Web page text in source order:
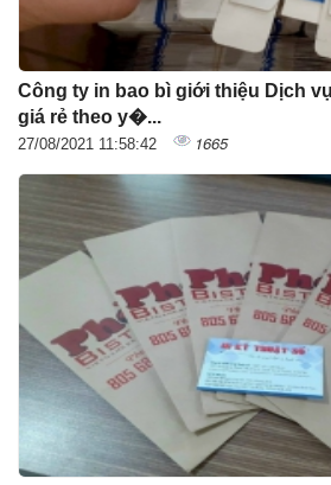
Công ty in bao bì giới thiệu Dịch
giá rẻ theo y�...
27/08/2021 11:58:42 1665